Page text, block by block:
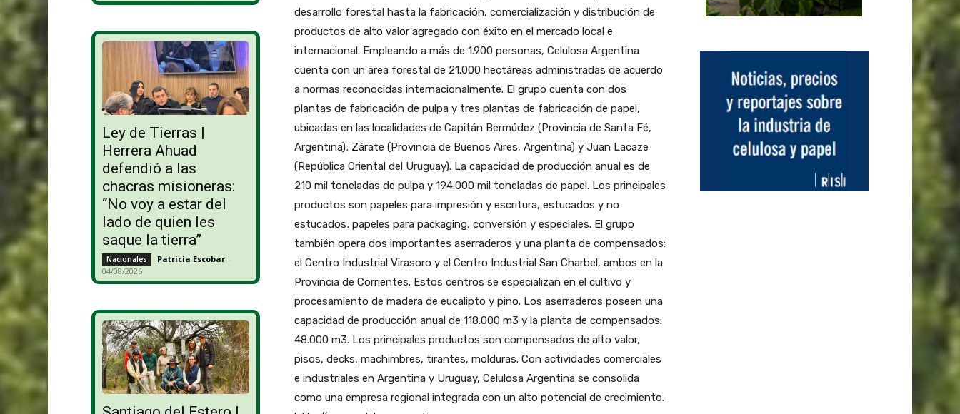
Ley de Tierras |
Herrera Ahuad
defendió a las
chacras misioneras:
“No voy a estar del
lado de quien les
saque la tierra”
Nacionales Patricia Escobar -
04/08/2026
desarrollo forestal hasta la fabricación, comercialización y distribución de
productos de alto valor agregado con éxito en el mercado local e
internacional. Empleando a más de 1.900 personas, Celulosa Argentina
cuenta con un área forestal de 21.000 hectáreas administradas de acuerdo
a normas reconocidas internacionalmente. El grupo cuenta con dos
plantas de fabricación de pulpa y tres plantas de fabricación de papel,
ubicadas en las localidades de Capitán Bermúdez (Provincia de Santa Fé,
Argentina); Zárate (Provincia de Buenos Aires, Argentina) y Juan Lacaze
(República Oriental del Uruguay). La capacidad de producción anual es de
210 mil toneladas de pulpa y 194.000 mil toneladas de papel. Los principales
productos son papeles para impresión y escritura, estucados y no
estucados; papeles para packaging, conversión y especiales. El grupo
también opera dos importantes aserraderos y una planta de compensados:
el Centro Industrial Virasoro y el Centro Industrial San Charbel, ambos en la
Provincia de Corrientes. Estos centros se especializan en el cultivo y
procesamiento de madera de eucalipto y pino. Los aserraderos poseen una
capacidad de producción anual de 118.000 m3 y la planta de compensados:
48.000 m3. Los principales productos son compensados de alto valor,
pisos, decks, machimbres, tirantes, molduras. Con actividades comerciales
e industriales en Argentina y Uruguay, Celulosa Argentina se consolida
como una empresa regional integrada con un alto potencial de crecimiento.